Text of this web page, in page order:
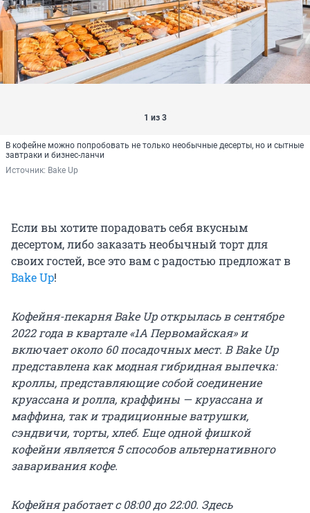
1 из 3
В кофейне можно попробовать не только необычные десерты, но и сытные
завтраки и бизнес-ланчи
Источник: Bake Up
Если вы хотите порадовать себя вкусным
десертом, либо заказать необычный торт для
своих гостей, все это вам с радостью предложат в
Bake Up!
Кофейня-пекарня Bake Up открылась в сентябре
2022 года в квартале «1А Первомайская» и
включает около 60 посадочных мест. В Bake Up
представлена как модная гибридная выпечка:
кроллы, представляющие собой соединение
круассана и ролла, краффины — круассана и
маффина, так и традиционные ватрушки,
сэндвичи, торты, хлеб. Еще одной фишкой
кофейни является 5 способов альтернативного
заваривания кофе.
Кофейня работает с 08:00 до 22:00. Здесь